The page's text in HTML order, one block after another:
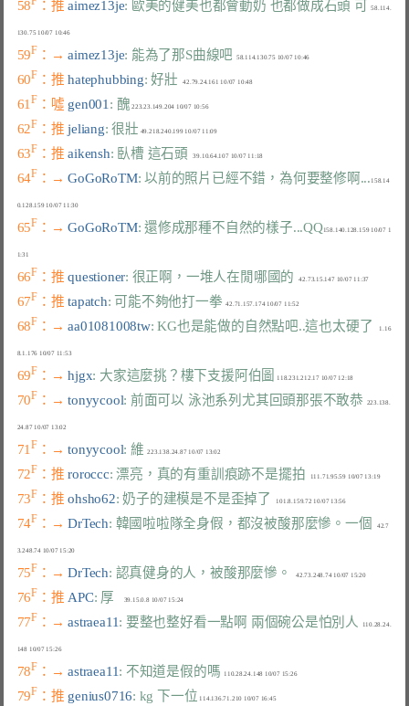
58 ：推 aimez13je: 歐美的健美也都會動奶 也都做成石頭 可
  58.114.
130.75 10/07 10:46
59F ：→ aimez13je: 能為了那S曲線吧
60F ：推 hatephubbing: 好壯
   42.79.24.161 10/07 10:48
61F ：噓 gen001 : 醜 223.23.149.204 10/07 10:56
62F ：推 jeliang: 很壯
63F ：推 aikensh: 臥槽 這石頭
64F ：→ GoGoRoTM: 以前的照片已經不錯，為何要整修啊... 158.14
65F ：→ GoGoRoTM: 還修成那種不自然的樣子...QQ158.140.128.159 10/07 1
66F ：推 questioner: 很正啊，一堆人在閒哪國的
67F ：推 tapatch: 可能不夠他打一拳
68F ：→ aa01081008tw: KG也是能做的自然點吧..這也太硬了
    1.16
8.1.176 10/07 11:53
69F ：→ hjgx: 大家這麼挑？樓下支援阿伯圖
70F ：→ tonyycool: 前面可以 泳池系列尤其回頭那張不敢恭
  223.138.
71F ：→ tonyycool: 維
72F ：推 roroccc: 漂亮，真的有重訓痕跡不是擺拍
   111.71.95.59 10/07 13:19
73F ：推 ohsho62: 奶子的建模是不是歪掉了
74F ：→ DrTech: 韓國啦啦隊全身假，都沒被酸那麼慘。一個
   42.7
75F ：→ DrTech: 認真健身的人，被酸那麼慘。
   42.73.248.74 10/07 15:20
76F ：推 APC: 厚
77F ：→ astraea11: 要整也整好看一點啊 兩個碗公是怕別人
  110.28.24.
148 10/07 15:26
78F ：→ astraea11: 不知道是假的嗎
  110.28.24.148 10/07 15:26
79F ：推 genius0716: kg 下一位 114.136.71.210 10/07 16:45